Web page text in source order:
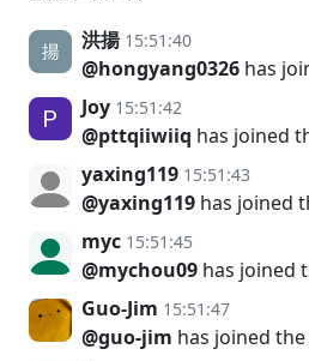
洪揚 15:51:40
@hongyang0326 has
Joy 15:51:42
@pttqiiwiiq has joined
yaxing119 15:51:43
@yaxing119 has joined
myc 15:51:45
@mychou09 has joined
Guo-Jim 15:51:47
@guo-jim has joined